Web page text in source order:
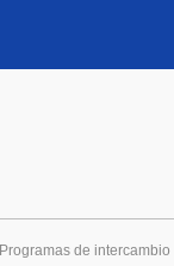
Programas de intercambio